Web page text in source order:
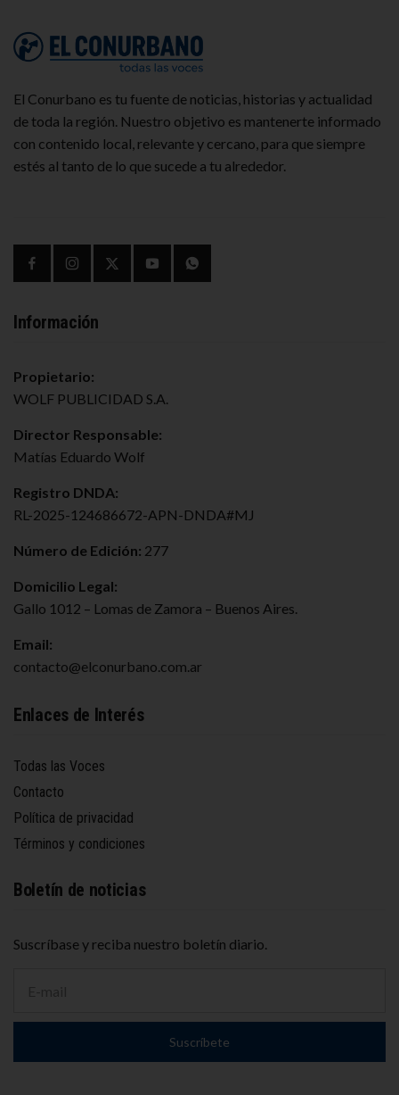
El Conurbano es tu fuente de noticias, historias y actualidad
de toda la región. Nuestro objetivo es mantenerte informado
con contenido local, relevante y cercano, para que siempre
estés al tanto de lo que sucede a tu alrededor.
Información
Propietario:
WOLF PUBLICIDAD S.A.
Director Responsable:
Matías Eduardo Wolf
Registro DNDA:
RL-2025-124686672-APN-DNDA#MJ
Número de Edición: 277
Domicilio Legal:
Gallo 1012 – Lomas de Zamora – Buenos Aires.
Email:
contacto@elconurbano.com.ar
Enlaces de Interés
Todas las Voces
Contacto
Política de privacidad
Términos y condiciones
Boletín de noticias
Suscríbase y reciba nuestro boletín diario.
e
c
Suscríbete